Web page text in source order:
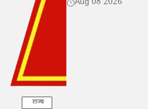
राज्य
Aug 08 2026